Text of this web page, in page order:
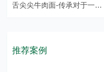
舌尖尖牛肉面-传承对于一碗面的执着
推荐案例